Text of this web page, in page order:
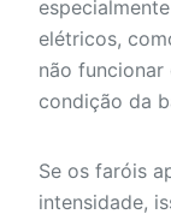
elétricos,
não funcionar
condição da
Se os faróis
intensidade,